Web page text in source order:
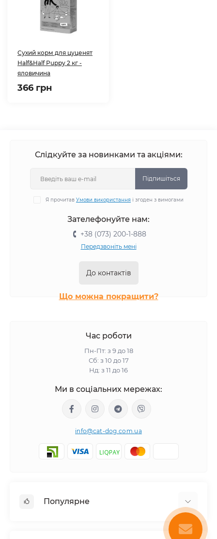
Сухий корм для цуценят
Half&Half Puppy 2 кг -
яловичина
366 грн
Слідкуйте за новинками та акціями:
Підпишіться
Я прочитав Умови використання і згоден з вимогами
Зателефонуйте нам:
+38 (073) 200-1-888
Передзвоніть мені
До контактів
Що можна покращити?
Час роботи
Пн-Пт: з 9 до 18
Сб: з 10 до 17
Нд: з 11 до 16
Ми в соціальних мережах:
info@cat-dog.com.ua
Популярне